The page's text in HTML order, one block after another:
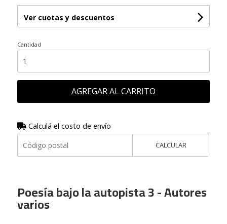
Ver cuotas y descuentos
Cantidad
AGREGAR AL CARRITO
Calculá el costo de envío
CALCULAR
Poesía bajo la autopista 3 - Autores
varios